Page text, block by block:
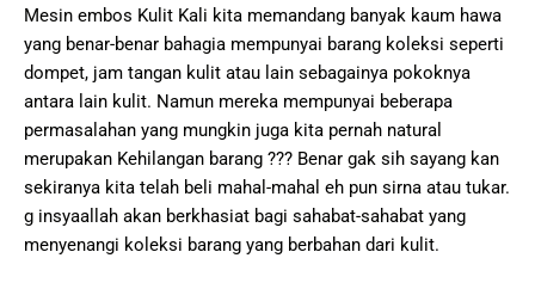
Mesin embos Kulit Kali kita memandang banyak kaum hawa
yang benar-benar bahagia mempunyai barang koleksi seperti
dompet, jam tangan kulit atau lain sebagainya pokoknya
antara lain kulit. Namun mereka mempunyai beberapa
permasalahan yang mungkin juga kita pernah natural
merupakan Kehilangan barang ??? Benar gak sih sayang kan
sekiranya kita telah beli mahal-mahal eh pun sirna atau tukar.
g insyaallah akan berkhasiat bagi sahabat-sahabat yang
menyenangi koleksi barang yang berbahan dari kulit.